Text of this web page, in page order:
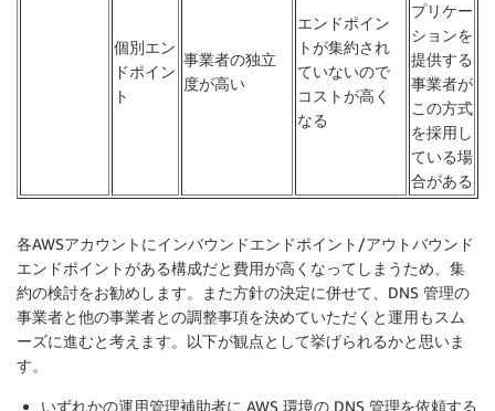
個別エン
ドポイン
ト
事業者の独立
度が高い
エンドポイン
トが集約され
ていないので
コストが高く
なる
プリケー
ションを
提供する
事業者が
この方式
を採用し
ている場
合がある
各AWSアカウントにインバウンドエンドポイント/アウトバウンド
エンドポイントがある構成だと費用が高くなってしまうため、集
約の検討をお勧めします。また方針の決定に併せて、DNS 管理の
事業者と他の事業者との調整事項を決めていただくと運用もスム
ーズに進むと考えます。以下が観点として挙げられるかと思いま
す。
いずれかの運用管理補助者に AWS 環境の DNS 管理を依頼する